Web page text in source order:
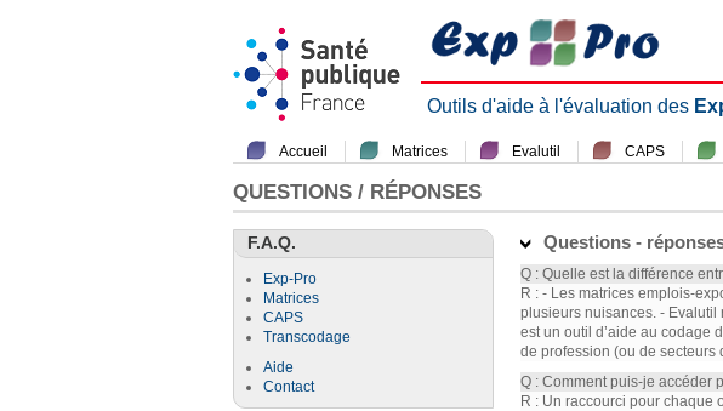
Outils d'aide à l'évaluation des
Accueil Matrices Evalutil CAPS
QUESTIONS / RÉPONSES
F.A.Q.
Exp-Pro
Matrices
CAPS
Transcodage
Aide
Contact
Questions -
Q : Quelle est la différence
R : - Les matrices emplois-
plusieurs nuisances. - Evalutil
est un outil d’aide au codage
de profession (ou de secteurs
Q : Comment puis-je accéder
R : Un raccourci pour chaque